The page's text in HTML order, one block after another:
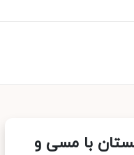
با مسی و